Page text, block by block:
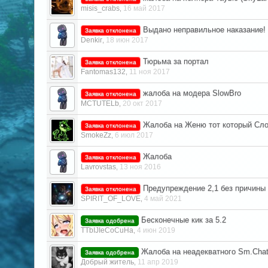
misis_crabs 16 май 2017
Заявка отклонена Выдано неправильное наказание!
Denkir 18 июн 2017
Заявка отклонена Тюрьма за портал
Fantomas132 11 ноя 2017
Заявка отклонена жалоба на модера SlowBro
MCTUTELb 20 окт 2017
Заявка отклонена Жалоба на Женю тот который
SmokeZz 6 июл 2017
Заявка отклонена Жалоба
Lavrovstas 13 ноя 2016
Заявка отклонена Предупреждение 2,1 без причины
SPIRIT_OF_LOVE 4 май 2021
Заявка одобрена Бесконечные кик за 5.2
TTbIJIeCoCuHa 4 июн 2019
Заявка одобрена Жалоба на неадекватного Sm.Chat
Добрый житель 11 апр 2019